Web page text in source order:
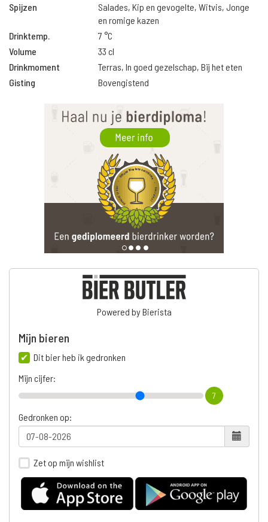
Spijzen
Salades, Kip en gevogelte, Witvis, Jonge
en romige kazen
Drinktemp.
7 °C
Volume
33 cl
Drinkmoment
Terras, In goed gezelschap, Bij het eten
Gisting
Bovengistend
Powered by Bierista
Mijn bieren
Dit bier heb ik gedronken
Mijn cijfer:
7
Gedronken op:
Zet op mijn wishlist